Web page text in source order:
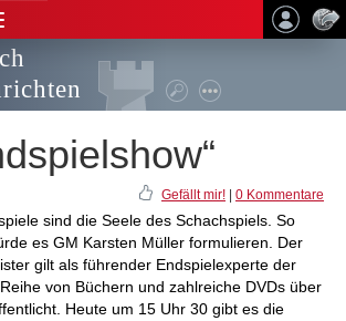
Gefällt mir! 0 Kommentare
sind die Seele des Schachspiels. So
es GM Karsten Müller formulieren. Der
gilt als führender Endspielexperte der
von Büchern und zahlreiche DVDs über
Heute um 15 Uhr 30 gibt es die